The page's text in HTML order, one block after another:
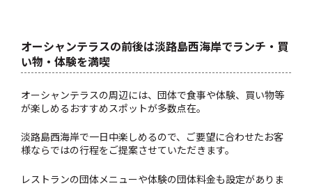
オーシャンテラスの前後は淡路島西海岸でランチ・買
い物・体験を満喫
オーシャンテラスの周辺には、団体で食事や体験、買い物等
が楽しめるおすすめスポットが多数点在。
淡路島西海岸で一日中楽しめるので、ご要望に合わせたお客
様ならではの行程をご提案させていただきます。
レストランの団体メニューや体験の団体料金も設定がありま